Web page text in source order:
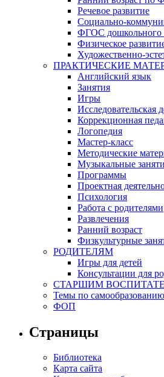
Речевое развитие
Социально-
ФГОС дошкольного
Физическое
Художественно-
ПРАКТИЧЕСКИЕ
Английский язык
Занятия
Игры
Исследовательская
Коррекционная
Логопедия
Мастер-класс
Методические
Музыкальные
Программы
Проектная
Психология
Работа с родителями
Развлечения
Ранний возраст
Физкультурные
РОДИТЕЛЯМ
Игры для детей
Консультации для
СТАРШИМ
Темы по самообразованию
ФОП
Страницы
Библиотека
Карта сайта